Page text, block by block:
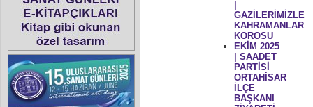
GAZİLERİMİZLE
KAHRAMANLAR
KOROSU
EKİM 2025
| SAADET
PARTİSİ
ORTAHİSAR
İLÇE
BAŞKANI